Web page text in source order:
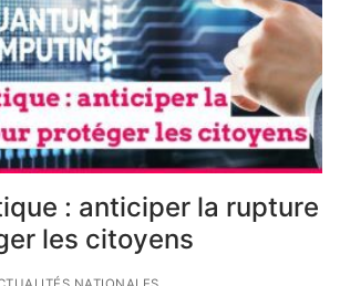
: anticiper la rupture
les citoyens